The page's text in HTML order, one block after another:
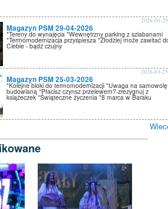
Magazyn PSM 29-04-2026
2026-04-29
*Tereny do wynajęcia *Wewnętrzny parking z szlabanami
*Termomodernizacja przyśpiesza *Złodziej może zawitać
Ciebie - bądź czujny
Magazyn PSM 25-03-2026
2026-03-25
*Kolejne bloki do termomodernizacji *Uwaga na samowolę
budowlaną *Płacisz czynsz przelewem?-zrezygnuj z
książeczek *Świąteczne życzenia *8 marca w Baraku